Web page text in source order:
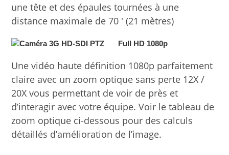
une tête et des épaules tournées à une
distance maximale de 70 ′ (21 mètres)
Full HD 1080p
Une vidéo haute définition 1080p parfaitement
claire avec un zoom optique sans perte 12X /
20X vous permettant de voir de près et
d’interagir avec votre équipe. Voir le tableau de
zoom optique ci-dessous pour des calculs
détaillés d’amélioration de l’image.